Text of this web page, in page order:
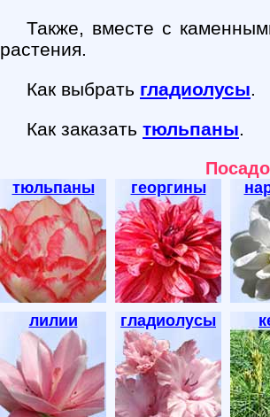
Также, вместе с
растения.
Как выбрать гладиолусы.
Как заказать тюльпаны.
тюльпаны георгины
лилии гладиолусы